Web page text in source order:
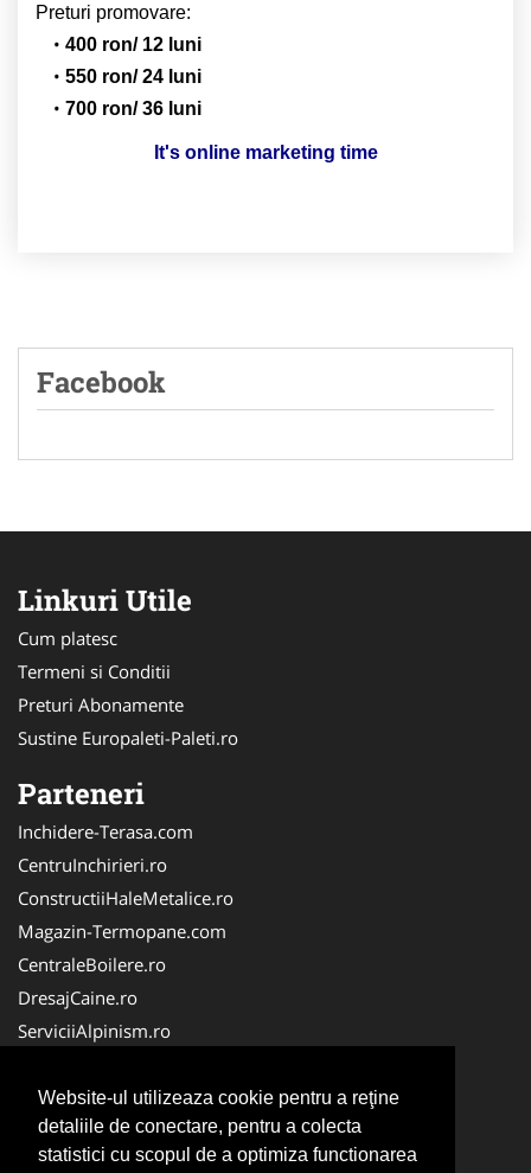
Website-ul utilizeaza cookie pentru a reţine
detaliile de conectare, pentru a colecta
statistici cu scopul de a optimiza functionarea
Preturi promovare:
400 ron/ 12 luni
550 ron/ 24 luni
700 ron/ 36 luni
It's online marketing time
Facebook
Linkuri Utile
Cum platesc
Termeni si Conditii
Preturi Abonamente
Sustine Europaleti-Paleti.ro
Parteneri
Inchidere-Terasa.com
CentruInchirieri.ro
ConstructiiHaleMetalice.ro
Magazin-Termopane.com
CentraleBoilere.ro
DresajCaine.ro
ServiciiAlpinism.ro
Alpinist-Utilitar.com
CuratenieSpatiiComerciale.ro
FirmaTractariAuto.ro